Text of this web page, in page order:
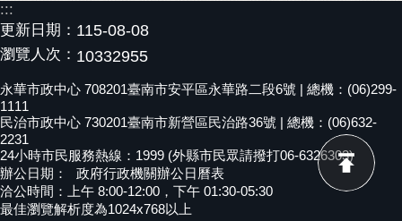
桐
花
祭
網
站
導
覽
訂
:::
更新日期： 115-08-08
瀏覽人次： 10332955
永華市政中心 708201臺南市安平區永華路二段6號 | 總機：(06)299-
1111
民治市政中心 730201臺南市新營區民治路36號 | 總機：(06)632-
2231
24小時市民服務熱線：1999 (外縣市民眾請撥打06-6326303)
辦公日期：
政府行政機關辦公日曆表
洽公時間：上午 8:00-12:00，下午 01:30-05:30
最佳瀏覽解析度為1024x768以上